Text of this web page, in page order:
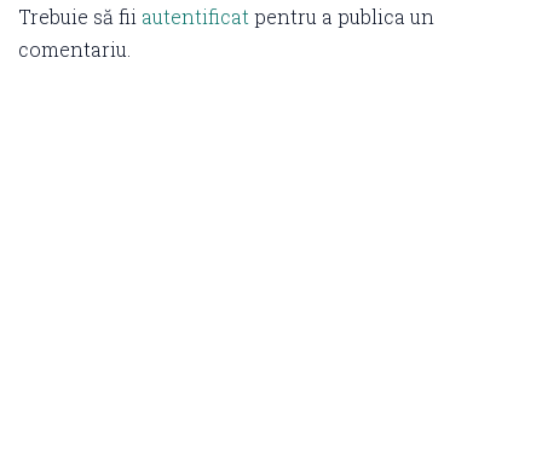
Trebuie să fii autentificat pentru a publica un
comentariu.